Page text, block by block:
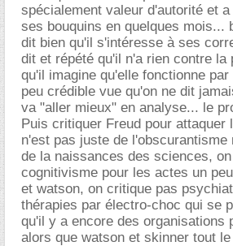
spécialement valeur d'autorité et
ses bouquins en quelques mois...
dit bien qu'il s'intéresse à ses
dit et répété qu'il n'a rien contre la
qu'il imagine qu'elle fonctionne
peu crédible vue qu'on ne dit
va "aller mieux" en analyse... le
Puis critiquer Freud pour attaquer
n'est pas juste de l'obscurantisme
de la naissances des sciences,
cognitivisme pour les actes un
et watson, on critique pas
thérapies par électro-choc qui se
qu'il y a encore des organisations
alors que watson et skinner tout